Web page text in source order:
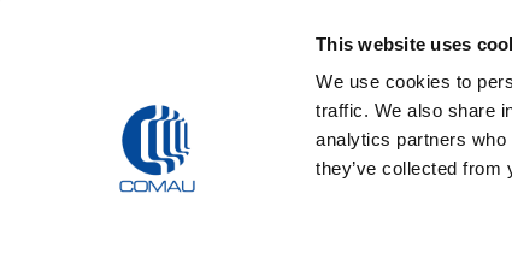
This website uses
We use cookies to
traffic. We also share
analytics partners who
they’ve collected
Fornecedores
Funded